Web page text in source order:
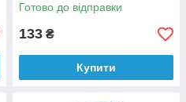
Готово до відправки
133 ₴
Купити